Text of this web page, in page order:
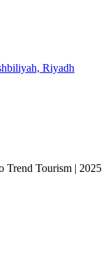
Riyadh
Trend Tourism | 2025